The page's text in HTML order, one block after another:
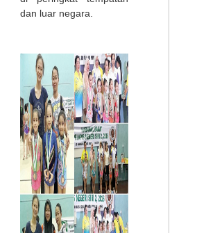
dan luar negara.